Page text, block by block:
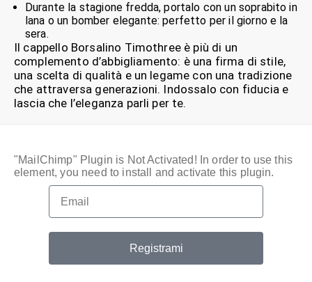
Durante la stagione fredda, portalo con un soprabito in
lana o un bomber elegante: perfetto per il giorno e la
sera.
Il cappello Borsalino Timothree è più di un
complemento d’abbigliamento: è una firma di stile,
una scelta di qualità e un legame con una tradizione
che attraversa generazioni. Indossalo con fiducia e
lascia che l’eleganza parli per te.
"MailChimp" Plugin is Not Activated! In order to use this
element, you need to install and activate this plugin.
Registrami